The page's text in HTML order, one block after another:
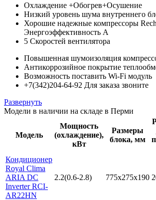
Охлаждение +Обогрев+Осушение
Низкий уровень шума внутреннего
Хорошие надежные компрессоры
Энергоэффективность А
5 Скоростей вентилятора
Повышенная шумоизоляция
Антикоррозийное покрытие
Возможность поставить Wi-Fi модуль
+7(342)204-64-92 Для заказа звоните
Развернуть
Модели в наличии на складе в Перми
Модель
Мощность
(охлаждение),
кВт
Размеры
блока, мм
Кондиционер
Royal Clima
ARIA DC
Inverter RCI-
AR22HN
2.2(0.6-2.8) 775x275x190